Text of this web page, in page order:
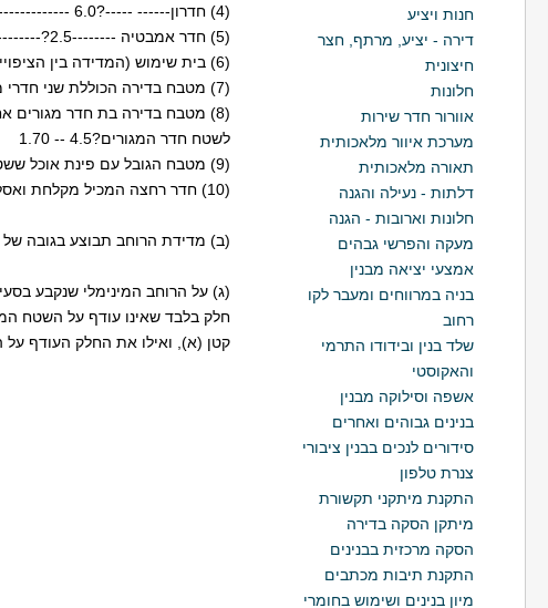
חנות ויציע
דירה - יציע, מרתף, חצר
חיצונית
חלונות
אוורור חדר שירות
מערכת איוור מלאכותית
תאורה מלאכותית
דלתות - נעילה והגנה
חלונות וארובות - הגנה
מעקה והפרשי גבהים
אמצעי יציאה מבנין
בניה במרווחים ומעבר לקו
רחוב
שלד בנין ובידודו התרמי
והאקוסטי
אשפה וסילוקה מבנין
בנינים גבוהים ואחרים
סידורים לנכים בבנין ציבורי
צנרת טלפון
התקנת מיתקני תקשורת
מיתקן הסקה בדירה
הסקה מרכזית בבנינים
התקנת תיבות מכתבים
מיון בנינים ושימוש בחומרי
(4) חדרון------ -----?6.0 ------------------- 2.00
(5) חדר אמבטיה --------2.5?-------------------- 1.45
(6) בית שימוש (המדידה בין הציפויים שעל הקירות)?1.1 --0.80
(7) מטבח בדירה הכוללת שני חדרי מגורים או יותר?6.0 -- 1.70
(8) מטבח בדירה בת חדר מגורים
לשטח חדר המגורים?4.5 -- 1.70
(9) מטבח הגובל עם פינת אוכל ששטחה 4.0 מ"ר לפחות?5.0 -- 1.70
(10) חדר רחצה המכיל מקלחת ואסלה?1.8 -- 0.90
(ב) מדידת הרוחב תבוצע בגובה של 1.20 מטר מעל הרצפה ובין
(ג) על הרוחב המינימלי שנקבע
חלק בלבד שאינו עודף על השטח
קטן (א), ואילו את החלק העודף על